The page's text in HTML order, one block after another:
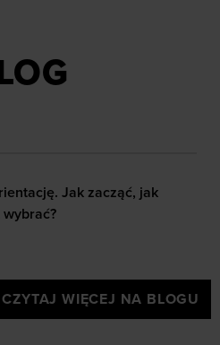
Jak zacząć, jak
Jak zacząć, jak
CZYTAJ WIĘCEJ NA BLOGU